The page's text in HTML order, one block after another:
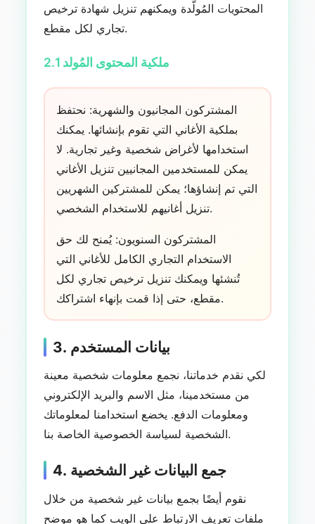
المحتويات المُولَّدة ويمكنهم تنزيل شهادة ترخيص
تجاري لكل مقطع.
2.1 ملكية المحتوى المُولد
المشتركون المجانيون والشهرية: نحتفظ
بملكية الأغاني التي تقوم بإنشائها. يمكنك
استخدامها لأغراض شخصية وغير تجارية. لا
يمكن للمستخدمين المجانيين تنزيل الأغاني
التي تم إنشاؤها؛ يمكن للمشتركين الشهريين
تنزيل أغانيهم للاستخدام الشخصي.
المشتركون السنويون: يُمنح لك حق
الاستخدام التجاري الكامل للأغاني التي
تُنشئها ويمكنك تنزيل ترخيص تجاري لكل
مقطع، حتى إذا قمت بإنهاء اشتراكك.
3. بيانات المستخدم
لكي نقدم خدماتنا، نجمع معلومات شخصية معينة
من مستخدمينا، مثل الاسم والبريد الإلكتروني
ومعلومات الدفع. يخضع استخدامنا لمعلوماتك
الشخصية لسياسة الخصوصية الخاصة بنا.
4. جمع البيانات غير الشخصية
نقوم أيضًا بجمع بيانات غير شخصية من خلال
ملفات تعريف الارتباط على الويب كما هو موضح